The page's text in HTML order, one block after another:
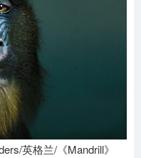
英格兰/《Mandrill》